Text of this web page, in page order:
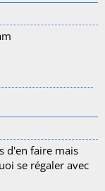
d'en faire mais
se régaler avec